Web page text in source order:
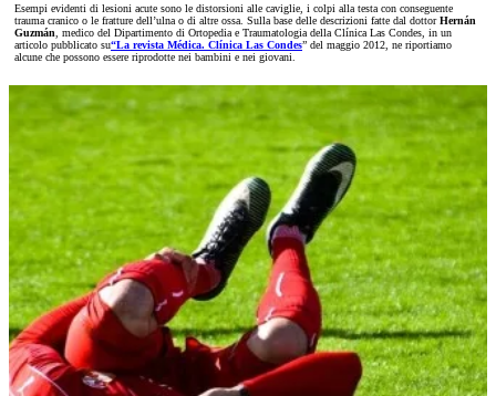
Esempi evidenti di lesioni acute sono le distorsioni alle caviglie, i colpi alla testa con conseguente
trauma cranico o le fratture dell’ulna o di altre ossa. Sulla base delle descrizioni fatte dal dottorHernán
Guzmán , medico del Dipartimento di Ortopedia e Traumatologia della Clínica Las Condes, in un
articolo pubblicato su“La revista Médica. Clínica Las Condes” del maggio 2012, ne riportiamo
alcune che possono essere riprodotte nei bambini e nei giovani.